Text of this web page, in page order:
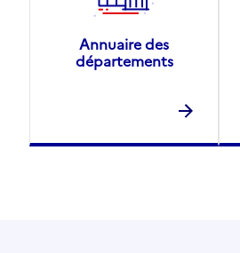
Annuaire des
départements